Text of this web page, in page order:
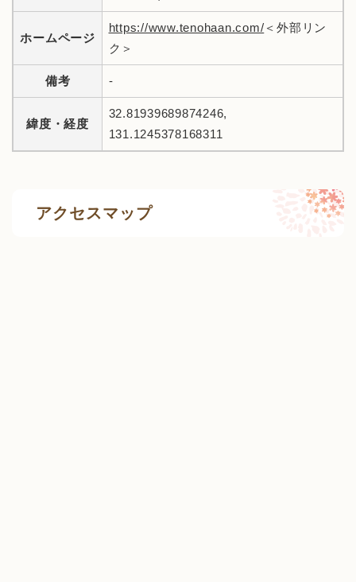
ホームページ
https://www.tenohaan.com/ ＜外部リン
ク＞
備考 -
緯度・経度
32.81939689874246,
131.1245378168311
アクセスマップ